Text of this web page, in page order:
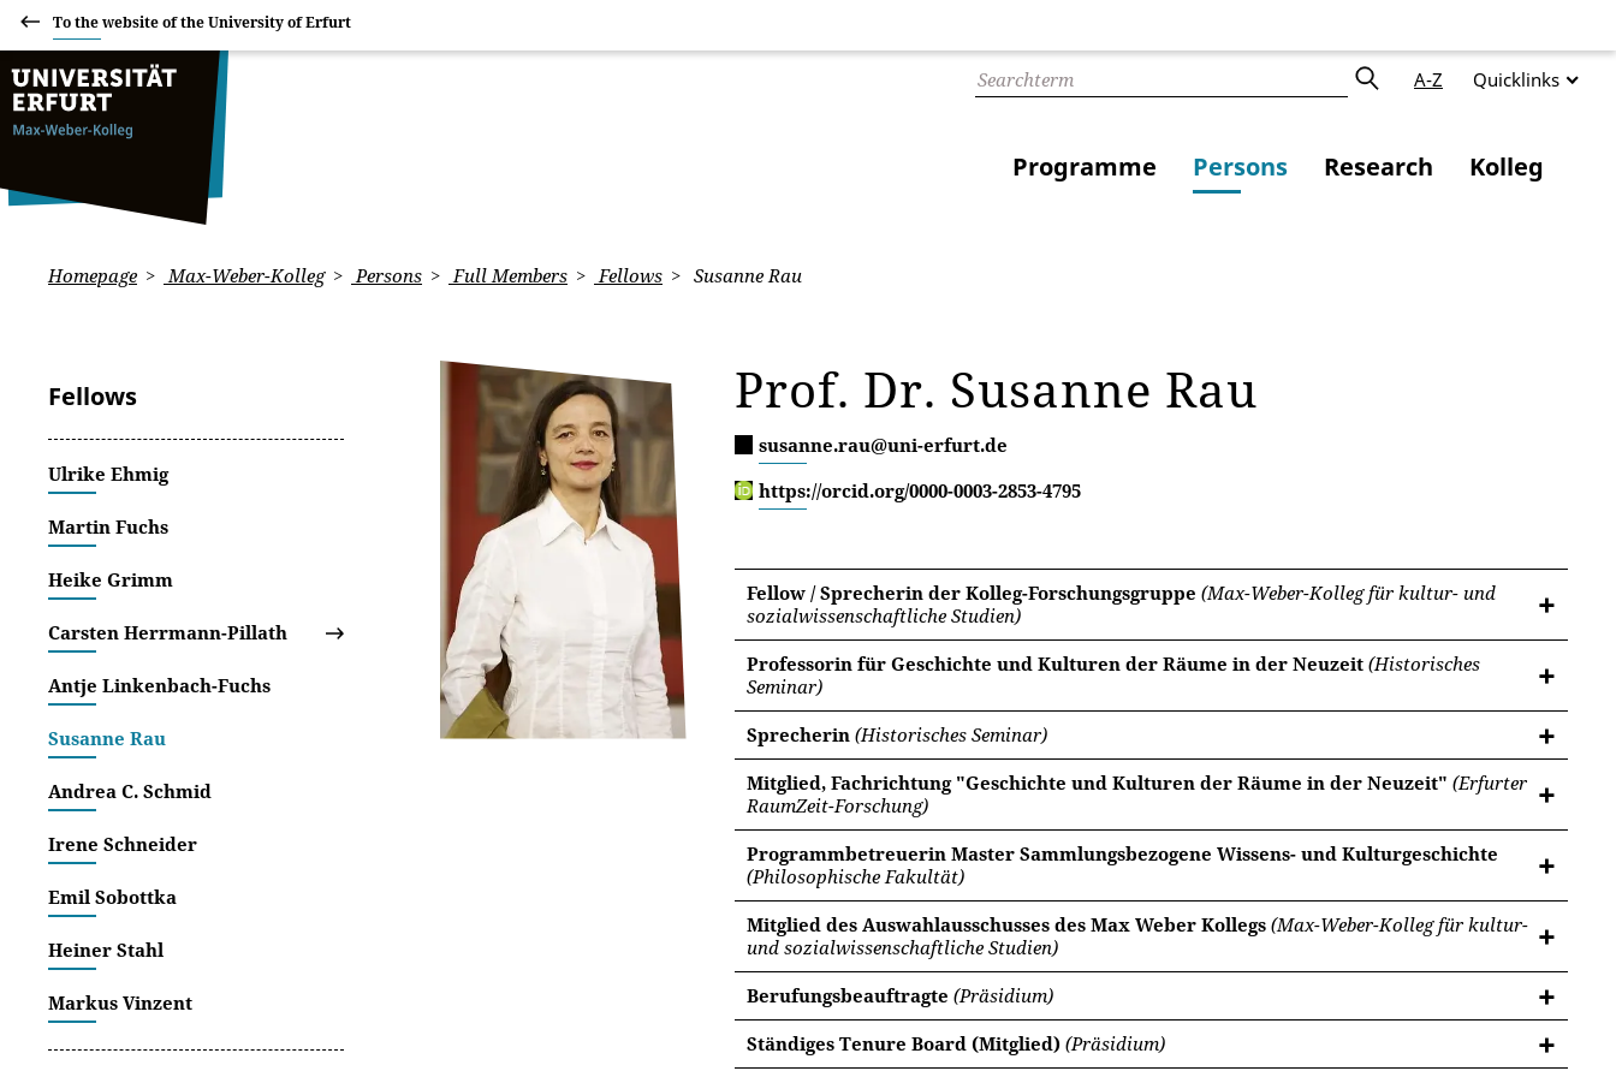
To the website of the University of Erfurt
A-Z Quicklinks
Programme Persons Research Kolleg
Homepage Max-Weber-Kolleg Persons Full Members Fellows Susanne Rau
Fellows
Ulrike Ehmig
Martin Fuchs
Heike Grimm
Carsten Herrmann-Pillath
Antje Linkenbach-Fuchs
Susanne Rau
Andrea C. Schmid
Irene Schneider
Emil Sobottka
Heiner Stahl
Markus Vinzent
Prof. Dr. Susanne Rau
susanne.rau@uni-erfurt.de
https://orcid.org/0000-0003-2853-4795
Fellow / Sprecherin der Kolleg-Forschungsgruppe (Max-Weber-Kolleg für kultur- und
sozialwissenschaftliche Studien)
Professorin für Geschichte und Kulturen der Räume in der Neuzeit (Historisches
Seminar)
Sprecherin (Historisches Seminar)
Mitglied, Fachrichtung "Geschichte und Kulturen der Räume in der Neuzeit" (Erfurter
RaumZeit-Forschung)
Programmbetreuerin Master Sammlungsbezogene Wissens- und Kulturgeschichte
(Philosophische Fakultät)
Mitglied des Auswahlausschusses des Max Weber Kollegs (Max-Weber-Kolleg für kultur-
und sozialwissenschaftliche Studien)
Berufungsbeauftragte (Präsidium)
Ständiges Tenure Board (Mitglied) (Präsidium)